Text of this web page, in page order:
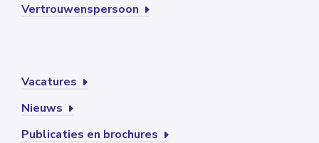
Vertrouwenspersoon
Vacatures
Nieuws
Publicaties en brochures